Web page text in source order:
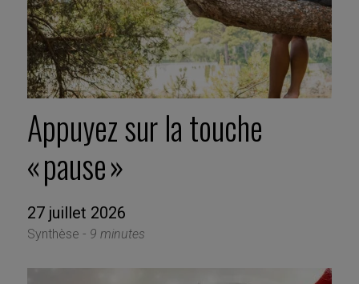
Appuyez sur la touche
« pause »
27 juillet 2026
Synthèse - 9 minutes